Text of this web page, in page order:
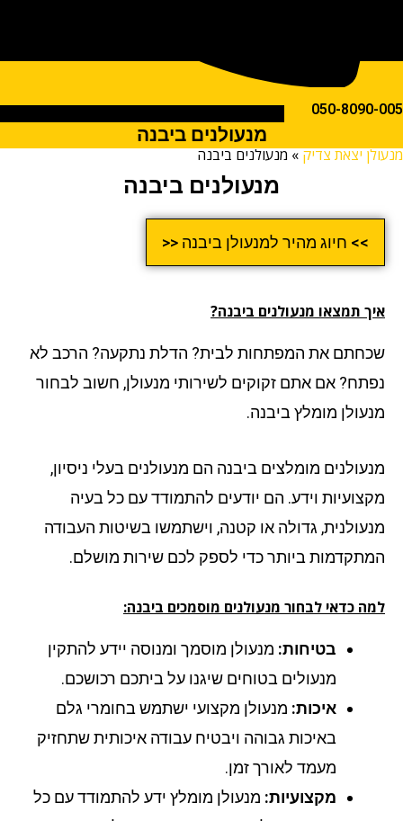
050-
מנעולנים ביבנה
יצאת צדיק»מנעולנים ביבנה
מנעולנים ביבנה
>> חיוג מהיר למנעולן ביבנה <<
תמצאו מנעולנים ביבנה?
את המפתחות לבית? הדלת נתקעה? הרכב לא
אם אתם זקוקים לשירותי מנעולן, חשוב לבחור
מומלץ ביבנה.
מומלצים ביבנה הם מנעולנים בעלי ניסיון,
וידע. הם יודעים להתמודד עם כל בעיה
גדולה או קטנה, וישתמשו בשיטות העבודה
ביותר כדי לספק לכם שירות מושלם.
כדאי לבחור מנעולנים מוסמכים ביבנה:
בטיחות:מנעולן מוסמך ומנוסה יידע להתקין
מנעולים בטוחים שיגנו על ביתכם רכושכם.
איכות:מנעולן מקצועי ישתמש בחומרי גלם
באיכות גבוהה ויבטיח עבודה איכותית שתחזיק
מעמד לאורך זמן.
מקצועיות:מנעולן מומלץ ידע להתמודד עם כל